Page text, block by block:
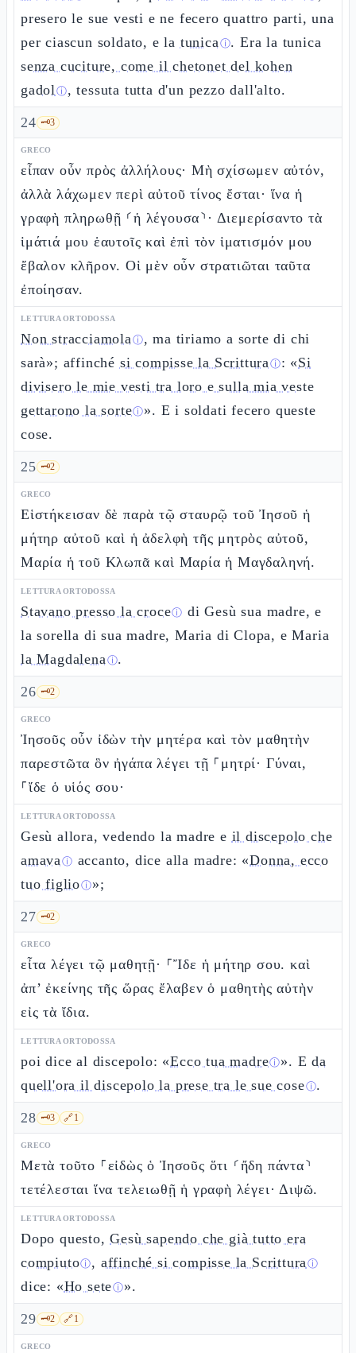
presero le sue vesti e ne fecero quattro parti, una
per ciascun soldato, e la tunicaⓘ. Era la tunica
senza cuciture, come il chetonet del kohen
gadolⓘ, tessuta tutta d'un pezzo dall'alto.
24 🗝️3
GRECO
εἶπαν οὖν πρὸς ἀλλήλους· Μὴ σχίσωμεν αὐτόν,
ἀλλὰ λάχωμεν περὶ αὐτοῦ τίνος ἔσται· ἵνα ἡ
γραφὴ πληρωθῇ ⸂ἡ λέγουσα⸃· Διεμερίσαντο τὰ
ἱμάτιά μου ἑαυτοῖς καὶ ἐπὶ τὸν ἱματισμόν μου
ἔβαλον κλῆρον. Οἱ μὲν οὖν στρατιῶται ταῦτα
ἐποίησαν.
LETTURA ORTODOSSA
Non stracciamolaⓘ, ma tiriamo a sorte di chi
sarà»; affinché si compisse la Scritturaⓘ: «Si
divisero le mie vesti tra loro e sulla mia veste
gettarono la sorteⓘ». E i soldati fecero queste
cose.
25 🗝️2
GRECO
Εἱστήκεισαν δὲ παρὰ τῷ σταυρῷ τοῦ Ἰησοῦ ἡ
μήτηρ αὐτοῦ καὶ ἡ ἀδελφὴ τῆς μητρὸς αὐτοῦ,
Μαρία ἡ τοῦ Κλωπᾶ καὶ Μαρία ἡ Μαγδαληνή.
LETTURA ORTODOSSA
Stavano presso la croceⓘ di Gesù sua madre, e
la sorella di sua madre, Maria di Clopa, e Maria
la Magdalenaⓘ.
26 🗝️2
GRECO
Ἰησοῦς οὖν ἰδὼν τὴν μητέρα καὶ τὸν μαθητὴν
παρεστῶτα ὃν ἠγάπα λέγει τῇ ⸀μητρί· Γύναι,
⸀ἴδε ὁ υἱός σου·
LETTURA ORTODOSSA
Gesù allora, vedendo la madre e il discepolo che
amavaⓘ accanto, dice alla madre: «Donna, ecco
tuo figlioⓘ»;
27 🗝️2
GRECO
εἶτα λέγει τῷ μαθητῇ· ⸀Ἴδε ἡ μήτηρ σου. καὶ
ἀπ’ ἐκείνης τῆς ὥρας ἔλαβεν ὁ μαθητὴς αὐτὴν
εἰς τὰ ἴδια.
LETTURA ORTODOSSA
poi dice al discepolo: «Ecco tua madreⓘ». Eda
quell'ora il discepolo la prese tra le sue coseⓘ.
28 🗝️3 🔗1
GRECO
Μετὰ τοῦτο ⸀εἰδὼς ὁ Ἰησοῦς ὅτι ⸂ἤδη πάντα⸃
τετέλεσται ἵνα τελειωθῇ ἡ γραφὴ λέγει· Διψῶ.
LETTURA ORTODOSSA
Dopo questo,Gesù sapendo che già tutto era
compiutoⓘ, affinché si compisse la Scritturaⓘ
dice: «Ho seteⓘ».
29 🗝️2 🔗1
GRECO